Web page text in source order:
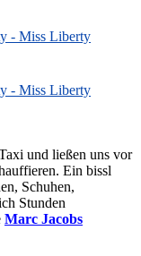
und ließen uns vor
Ein bissl
Schuhen,
Stunden
Marc Jacobs